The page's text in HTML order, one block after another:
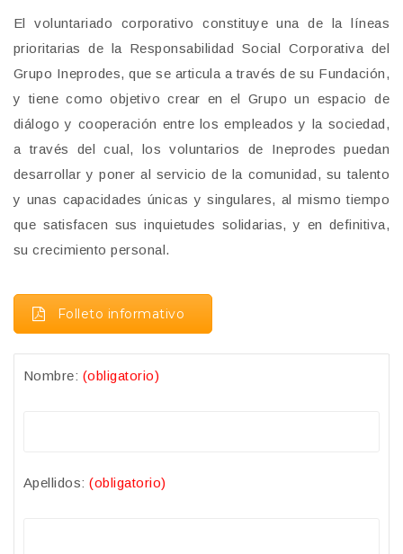
El voluntariado corporativo constituye una de la líneas
prioritarias de la Responsabilidad Social Corporativa del
Grupo Ineprodes, que se articula a través de su Fundación,
y tiene como objetivo crear en el Grupo un espacio de
diálogo y cooperación entre los empleados y la sociedad,
a través del cual, los voluntarios de Ineprodes puedan
desarrollar y poner al servicio de la comunidad, su talento
y unas capacidades únicas y singulares, al mismo tiempo
que satisfacen sus inquietudes solidarias, y en definitiva,
su crecimiento personal.
Folleto informativo
Nombre: (obligatorio)
Apellidos:(obligatorio)